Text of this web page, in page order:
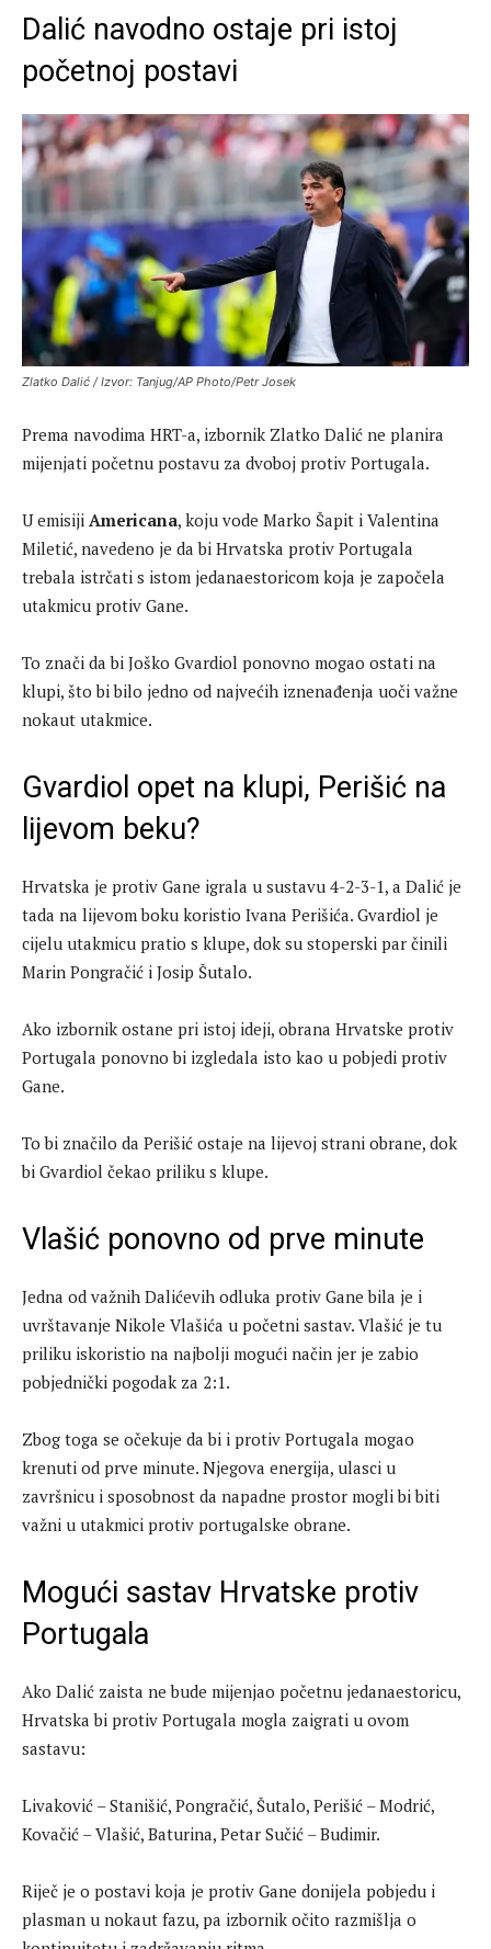
Dalić navodno ostaje pri istoj
početnoj postavi
Zlatko Dalić / Izvor: Tanjug/AP Photo/Petr Josek
Prema navodima HRT-a, izbornik Zlatko Dalić ne planira
mijenjati početnu postavu za dvoboj protiv Portugala.
U emisiji Americana, koju vode Marko Šapit i Valentina
Miletić, navedeno je da bi Hrvatska protiv Portugala
trebala istrčati s istom jedanaestoricom koja je započela
utakmicu protiv Gane.
To znači da bi Joško Gvardiol ponovno mogao ostati na
klupi, što bi bilo jedno od najvećih iznenađenja uoči važne
nokaut utakmice.
Gvardiol opet na klupi, Perišić na
lijevom beku?
Hrvatska je protiv Gane igrala u sustavu 4-2-3-1, a Dalić je
tada na lijevom boku koristio Ivana Perišića. Gvardiol je
cijelu utakmicu pratio s klupe, dok su stoperski par činili
Marin Pongračić i Josip Šutalo.
Ako izbornik ostane pri istoj ideji, obrana Hrvatske protiv
Portugala ponovno bi izgledala isto kao u pobjedi protiv
Gane.
To bi značilo da Perišić ostaje na lijevoj strani obrane, dok
bi Gvardiol čekao priliku s klupe.
Vlašić ponovno od prve minute
Jedna od važnih Dalićevih odluka protiv Gane bila je i
uvrštavanje Nikole Vlašića u početni sastav. Vlašić je tu
priliku iskoristio na najbolji mogući način jer je zabio
pobjednički pogodak za 2:1.
Zbog toga se očekuje da bi i protiv Portugala mogao
krenuti od prve minute. Njegova energija, ulasci u
završnicu i sposobnost da napadne prostor mogli bi biti
važni u utakmici protiv portugalske obrane.
Mogući sastav Hrvatske protiv
Portugala
Ako Dalić zaista ne bude mijenjao početnu jedanaestoricu,
Hrvatska bi protiv Portugala mogla zaigrati u ovom
sastavu:
Livaković – Stanišić, Pongračić, Šutalo, Perišić – Modrić,
Kovačić – Vlašić, Baturina, Petar Sučić – Budimir.
Riječ je o postavi koja je protiv Gane donijela pobjedu i
plasman u nokaut fazu, pa izbornik očito razmišlja o